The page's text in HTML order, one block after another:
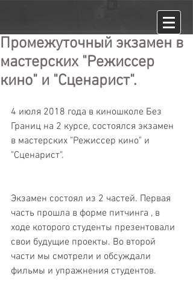
Промежуточный экзамен в
мастерских "Режиссер
кино" и "Сценарист".
4 июля 2018 года в киношколе Без
Границ на 2 курсе, состоялся экзамен
в мастерских "Режиссер кино" и
"Сценарист".
Экзамен состоял из 2 частей. Первая
часть прошла в форме питчинга , в
ходе которого студенты презентовали
свои будущие проекты. Во второй
части мы смотрели и обсуждали
фильмы и упражнения студентов.